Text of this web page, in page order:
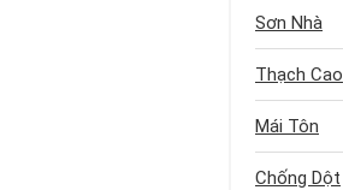
Sơn Nhà
Thạch Cao
Mái Tôn
Chống Dột